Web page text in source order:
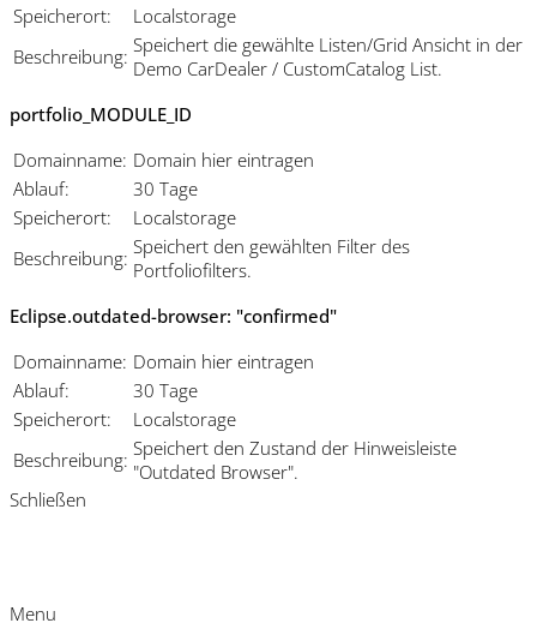
Speicherort:
Localstorage
Beschreibung: Speichert die gewählte Listen/Grid Ansicht in der
Demo CarDealer / CustomCatalog List.
portfolio_MODULE_ID
Domainname: Domain hier eintragen
Ablauf:
30 Tage
Speicherort:
Localstorage
Beschreibung: Speichert den gewählten Filter des
Portfoliofilters.
Eclipse.outdated-browser: "confirmed"
Domainname: Domain hier eintragen
Ablauf:
30 Tage
Speicherort:
Localstorage
Beschreibung: Speichert den Zustand der Hinweisleiste
"Outdated Browser".
Schließen
Menu